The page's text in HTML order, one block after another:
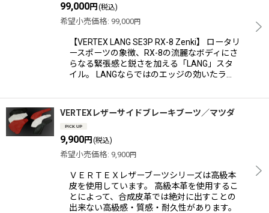
99,000円 (税込)
希望小売価格: 99,000円
【VERTEX LANG SE3P RX-8 Zenki】 ロータリ
ースポーツの象徴、RX-8の流麗なボディにさ
らなる緊張感と鋭さを加える「LANG」スタ
イル。 LANGならではのエッジの効いたラ…
VERTEXレザーサイドブレーキブーツ／マツダ
9,900円 (税込)
希望小売価格: 9,900円
ＶＥＲＴＥＸレザーブーツシリーズは高級本
皮を使用しています。 高級本革を使用するこ
とによって、合成皮革では絶対に出すことの
出来ない高級感・質感・耐久性があります。